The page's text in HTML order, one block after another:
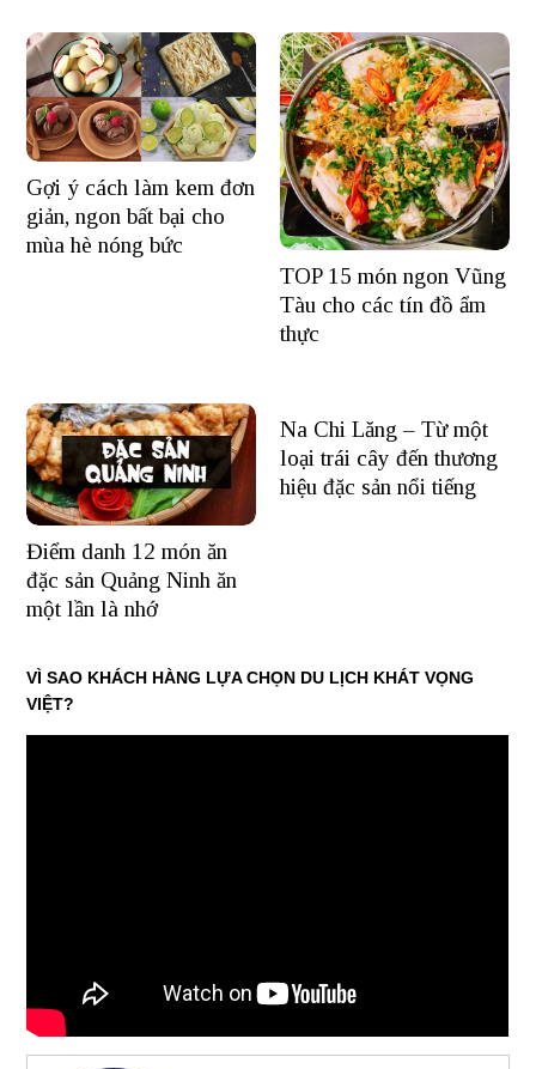
Gợi ý cách làm kem đơn
giản, ngon bất bại cho
mùa hè nóng bức
TOP 15 món ngon Vũng
Tàu cho các tín đồ ẩm
thực
Điểm danh 12 món ăn
đặc sản Quảng Ninh ăn
một lần là nhớ
Na Chi Lăng – Từ một
loại trái cây đến thương
hiệu đặc sản nổi tiếng
VÌ SAO KHÁCH HÀNG LỰA CHỌN DU LỊCH KHÁT VỌNG
VIỆT?